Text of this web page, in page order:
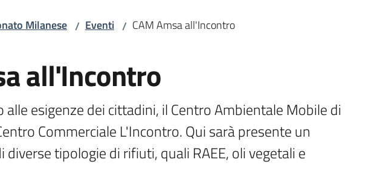
Milanese / Eventi / CAM Amsa all'Incontro
all'Incontro
alle esigenze dei cittadini, il Centro Ambientale Mobile di
Commerciale L'Incontro. Qui sarà presente un
tipologie di rifiuti, quali RAEE, oli vegetali e